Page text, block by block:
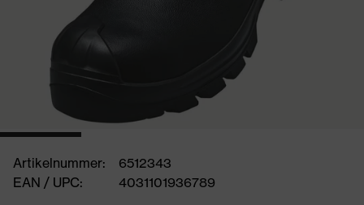
Artikelnummer:
6512343
EAN / UPC:
4031101936789